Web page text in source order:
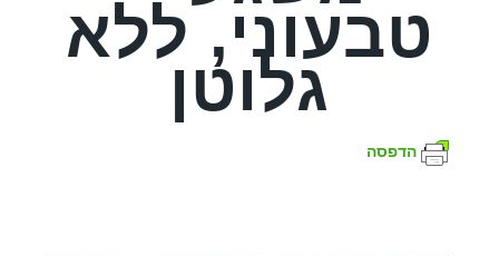
טבעוני, ללא
גלוטן
הדפסה